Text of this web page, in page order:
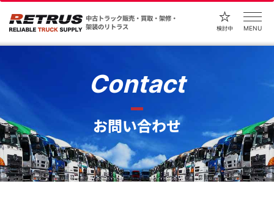
中古トラック販売・買取・架修・
架装のリトラス
検討中 MENU
Contact
お問い合わせ